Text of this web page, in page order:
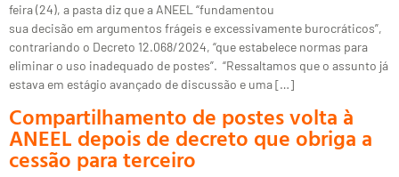
feira (24), a pasta diz que a ANEEL “fundamentou
sua decisão em argumentos frágeis e excessivamente burocráticos”,
contrariando o Decreto 12.068/2024, “que estabelece normas para
eliminar o uso inadequado de postes”. “Ressaltamos que o assunto já
estava em estágio avançado de discussão e uma […]
Compartilhamento de postes volta à
ANEEL depois de decreto que obriga a
cessão para terceiro